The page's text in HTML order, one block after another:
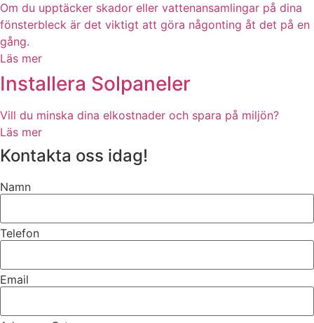
Om du upptäcker skador eller vattenansamlingar på dina
fönsterbleck är det viktigt att göra någonting åt det på en
gång.
Läs mer
Installera Solpaneler
Vill du minska dina elkostnader och spara på miljön?
Läs mer
Kontakta oss idag!
Namn
Telefon
Email